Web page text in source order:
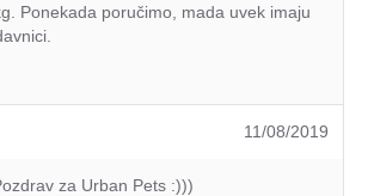
Ponekada poručimo, mada uvek imaju
11/08/2019
za Urban Pets :)))